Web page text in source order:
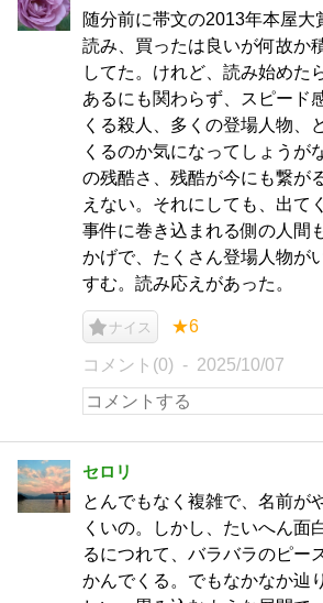
随分前に帯文の2013年本屋大
読み、買ったは良いが何故か
してた。けれど、読み始めた
あるにも関わらず、スピード
くる殺人、多くの登場人物、
くるのか気になってしょうが
の残酷さ、残酷が今にも繋が
えない。それにしても、出て
事件に巻き込まれる側の人間
かげで、たくさん登場人物が
すむ。読み応えがあった。
ナイス ★6
コメント(0) 2025/10/07
セロリ
とんでもなく複雑で、名前が
くいの。しかし、たいへん面
るにつれて、バラバラのピー
かんでくる。でもなかなか辿